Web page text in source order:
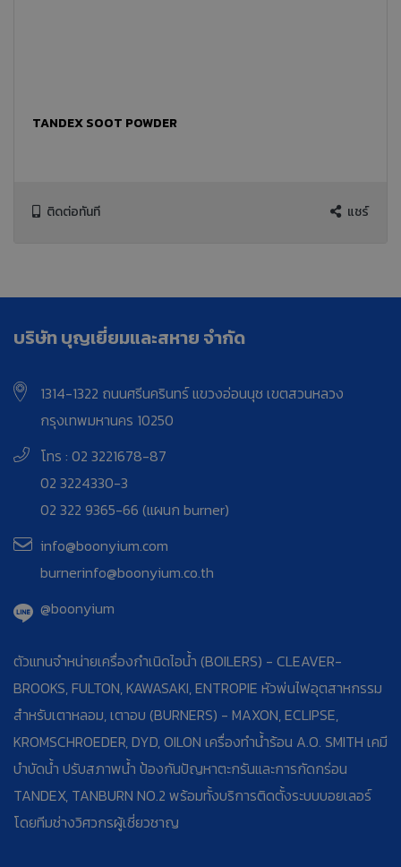
TANDEX SOOT POWDER
ติดต่อทันที แชร์
บริษัท บุญเยี่ยมและสหาย จำกัด
1314-1322 ถนนศรีนครินทร์ แขวงอ่อนนุช เขตสวนหลวง
กรุงเทพมหานคร 10250
โทร : 02 3221678-87
02 3224330-3
02 322 9365-66 (แผนก burner)
info@boonyium.com
burnerinfo@boonyium.co.th
@boonyium
ตัวแทนจำหน่ายเครื่องกำเนิดไอน้ำ (BOILERS) - CLEAVER-
BROOKS, FULTON, KAWASAKI, ENTROPIE หัวพ่นไฟอุตสาหกรรม
สำหรับเตาหลอม, เตาอบ (BURNERS) - MAXON, ECLIPSE,
KROMSCHROEDER, DYD, OILON เครื่องทำน้ำร้อน A.O. SMITH เคมี
บำบัดน้ำ ปรับสภาพน้ำ ป้องกันปัญหาตะกรันและการกัดกร่อน
TANDEX, TANBURN NO.2 พร้อมทั้งบริการติดตั้งระบบบอยเลอร์
โดยทีมช่างวิศวกรผู้เชี่ยวชาญ